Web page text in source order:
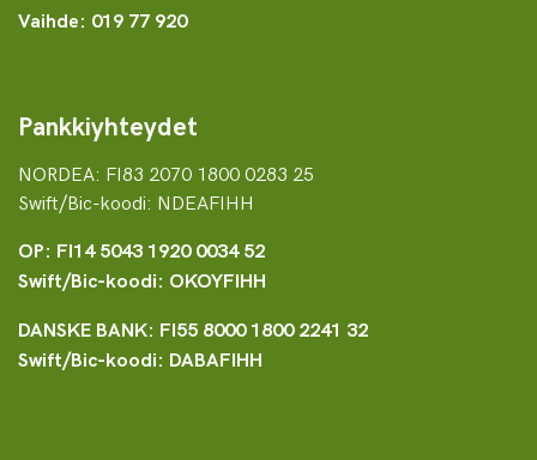
Vaihde: 019 77 920
Pankkiyhteydet
NORDEA: FI83 2070 1800 0283 25
Swift/Bic-koodi: NDEAFIHH
OP: FI14 5043 1920 0034 52
Swift/Bic-koodi: OKOYFIHH
DANSKE BANK: FI55 8000 1800 2241 32
Swift/Bic-koodi: DABAFIHH